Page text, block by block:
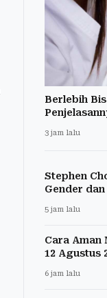
Berlebih
3 jam lalu
Stephen
Gender
5 jam lalu
Cara Aman
12 Agustus
6 jam lalu